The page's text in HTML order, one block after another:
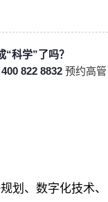
科学”了吗？
400 822 8832预约高管
划、数字化技术、